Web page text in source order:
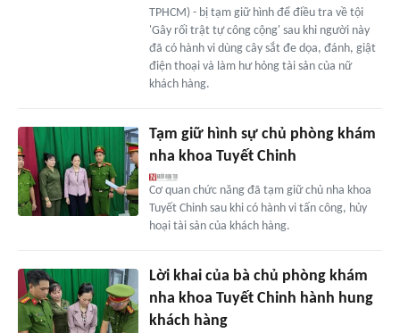
TPHCM) - bị tạm giữ hình để điều tra về tội
'Gây rối trật tự công cộng' sau khi người này
đã có hành vi dùng cây sắt đe dọa, đánh, giật
điện thoại và làm hư hỏng tài sản của nữ
khách hàng.
Tạm giữ hình sự chủ phòng khám
nha khoa Tuyết Chinh
Cơ quan chức năng đã tạm giữ chủ nha khoa
Tuyết Chinh sau khi có hành vi tấn công, hủy
hoại tài sản của khách hàng.
Lời khai của bà chủ phòng khám
nha khoa Tuyết Chinh hành hung
khách hàng